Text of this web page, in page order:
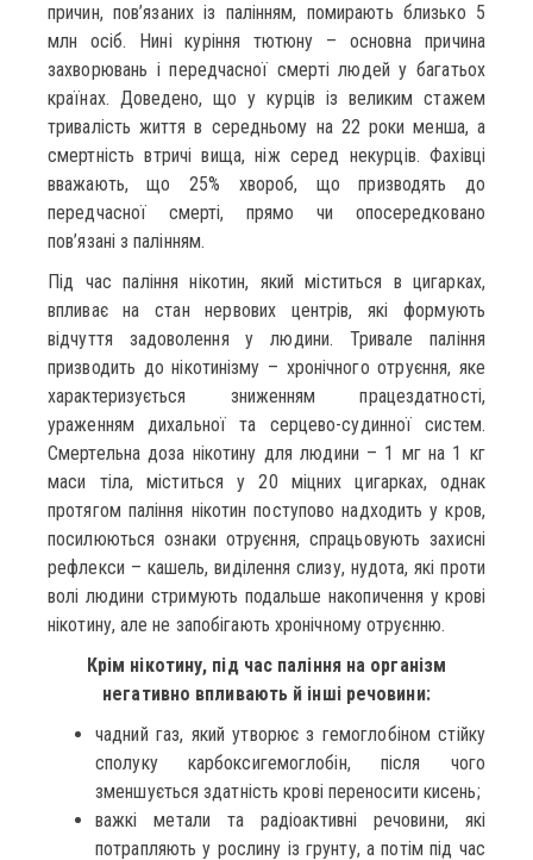
причин, пов’язаних із палінням, помирають близько 5
млн осіб. Нині куріння тютюну – основна причина
захворювань і передчасної смерті людей у багатьох
країнах. Доведено, що у курців із великим стажем
тривалість життя в середньому на 22 роки менша, а
смертність втричі вища, ніж серед некурців. Фахівці
вважають, що 25% хвороб, що призводять до
передчасної смерті, прямо чи опосередковано
пов’язані з палінням.
Під час паління нікотин, який міститься в цигарках,
впливає на стан нервових центрів, які формують
відчуття задоволення у людини. Тривале паління
призводить до нікотинізму – хронічного отруєння, яке
характеризується зниженням працездатності,
ураженням дихальної та серцево-судинної систем.
Смертельна доза нікотину для людини – 1 мг на 1 кг
маси тіла, міститься у 20 міцних цигарках, однак
протягом паління нікотин поступово надходить у кров,
посилюються ознаки отруєння, спрацьовують захисні
рефлекси – кашель, виділення слизу, нудота, які проти
волі людини стримують подальше накопичення у крові
нікотину, але не запобігають хронічному отруєнню.
Крім нікотину, під час паління на організм
негативно впливають й інші речовини:
чадний газ, який утворює з гемоглобіном стійку
сполуку карбоксигемоглобін, після чого
зменшується здатність крові переносити кисень;
важкі метали та радіоактивні речовини, які
потрапляють у рослину із грунту, а потім під час